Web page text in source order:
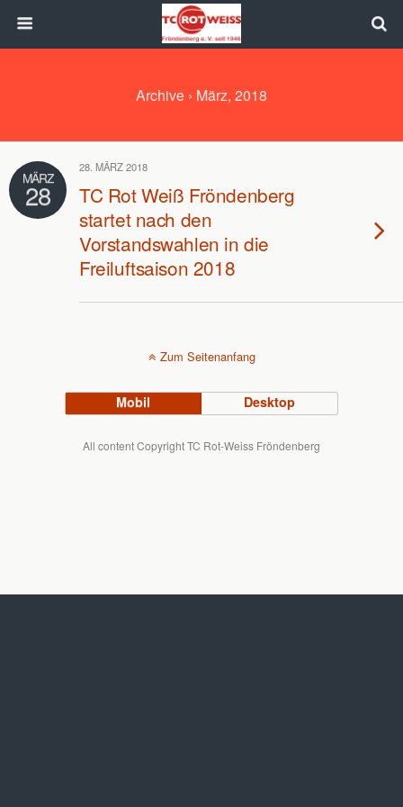
Archive › März, 2018
MÄRZ
28
28. MÄRZ 2018
TC Rot Weiß Fröndenberg
startet nach den
Vorstandswahlen in die
Freiluftsaison 2018
Zum Seitenanfang
Mobil Desktop
All content Copyright TC Rot-Weiss Fröndenberg